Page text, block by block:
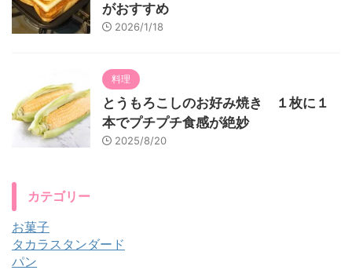
がおすすめ
2026/1/18
料理
とうもろこしのお好み焼き １枚に１
本でプチプチ食感が絶妙
2025/8/20
カテゴリー
お菓子
タカラスタンダード
パン